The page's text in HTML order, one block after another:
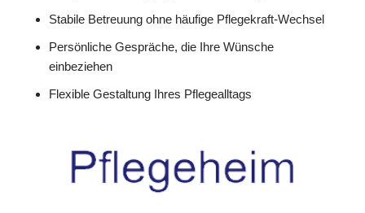
Stabile Betreuung ohne häufige Pflegekraft-Wechsel
Persönliche Gespräche, die Ihre Wünsche
einbeziehen
Flexible Gestaltung Ihres Pflegealltags